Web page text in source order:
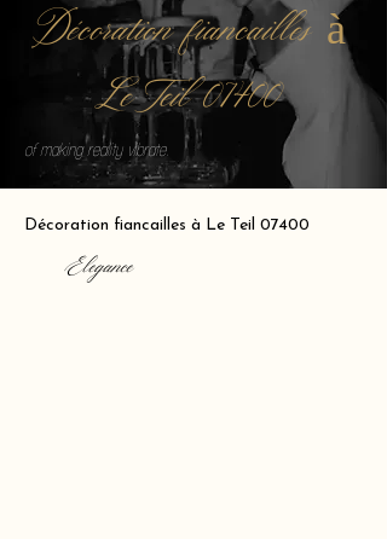
Décoration fiancailles à
Le Teil 07400
of making reality vibrate.
Décoration fiancailles à Le Teil 07400
Elegance